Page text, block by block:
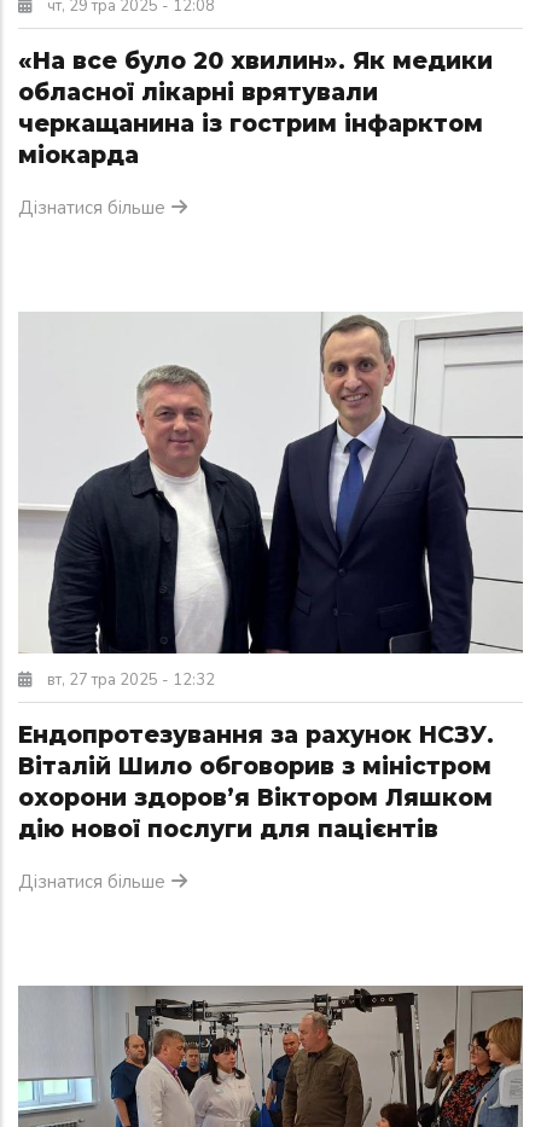
чт, 29 тра 2025 - 12:08
«На все було 20 хвилин». Як медики
обласної лікарні врятували
черкащанина із гострим інфарктом
міокарда
Дізнатися більше
вт, 27 тра 2025 - 12:32
Ендопротезування за рахунок НСЗУ.
Віталій Шило обговорив з міністром
охорони здоров’я Віктором Ляшком
дію нової послуги для пацієнтів
Дізнатися більше